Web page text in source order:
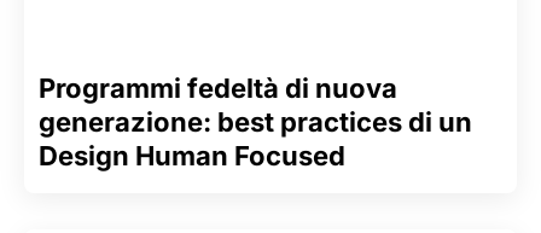
Programmi fedeltà di nuova
generazione: best practices di un
Design Human Focused